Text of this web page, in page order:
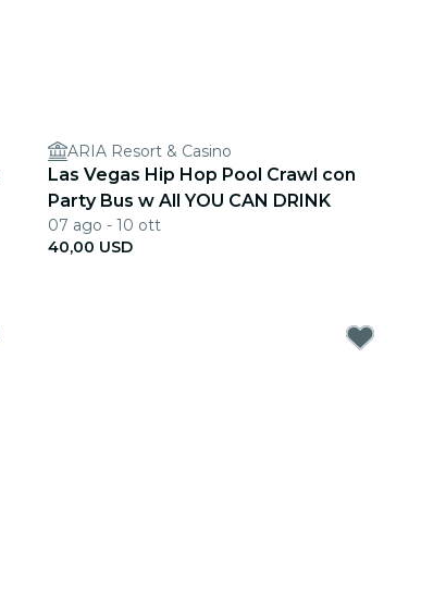
ARIA Resort & Casino
Las Vegas Hip Hop Pool Crawl con
Party Bus w All YOU CAN DRINK
07 ago - 10 ott
40,00 USD